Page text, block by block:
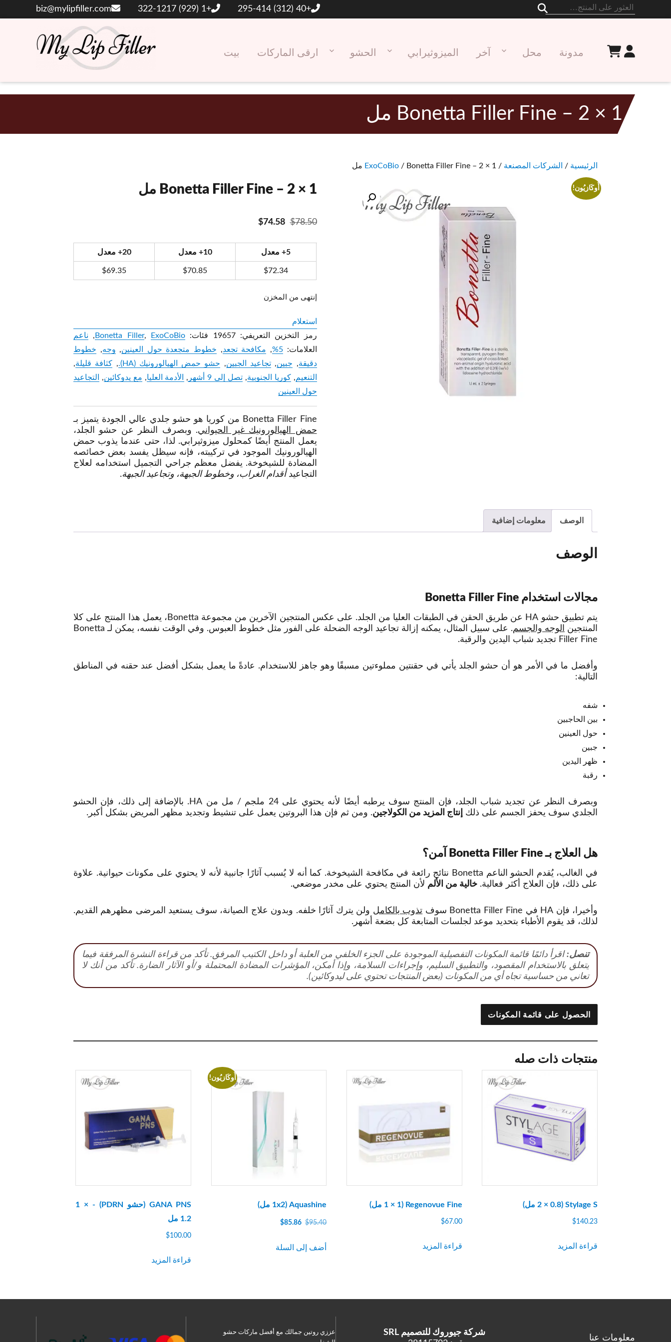
+40 (312) 295-414
+1 (929) 322-1217
biz@mylipfiller.com
حشو الشفاه الخاص
بيت ارقى الماركات الحشو الميزوثيرابي آخر محل مدونة
Bonetta Filler Fine – 2 × 1 مل
الرئيسية / الشركات المصنعة /
ExoCoBio / Bonetta Filler Fine – 2 × 1 مل
أُوكَازيُون! Bonetta Filler Fine – 2 × 1 مل
$78.50
$74.58
السعر
Bonetta Filler Fine من كوريا هو حشو جلدي عالي الجودة يتميز بـ
حمض الهيالورونيك غير الحيواني. وبصرف النظر عن حشو الجلد،
يعمل المنتج أيضًا كمحلول ميزوثيرابي. لذا، حتى عندما يذوب حمض
الهيالورونيك الموجود في تركيبته، فإنه سيظل يفسد بعض خصائصه
المضادة للشيخوخة. يفضل معظم جراحي التجميل استخدامه لعلاج
التجاعيدأقدام الغراب، وخطوط الجبهة، وتجاعيد الجبهة.
5+ معدل 10+ معدل 20+ معدل
$72.34
$70.85
$69.35
إنتهى من المخزن
استعلام
رمز التخزين التعريفي:19657 فئات: Bonetta Filler, ExoCoBio
, ناعم
العلامات:5%
, مكافحة تجعد, خطوط متجعدة حول العينين, وجه, خطوط
دقيقة, جبين,تجاعيد الجبين, حشو حمض الهيالورونيك (HA). , كثافة قليلة,
التنعيم,كوريا الجنوبية,تصل إلى 9 أشهر , الأدمة العليا, مع يدوكائين,
التجاعيد
حول العينين
الوصف معلومات إضافية
الوصف
مجالات استخدام Bonetta Filler Fine
يتم تطبيق حشو HA عن طريق الحقن في الطبقات العليا من الجلد. على عكس المنتجين الآخرين من مجموعة Bonetta، يعمل هذا المنتج على كلا
المنتجين
الوجه والجسم
. على سبيل المثال، يمكنه إزالة تجاعيد الوجه الضحلة على الفور مثل خطوط العبوس. وفي الوقت نفسه، يمكن لـ Bonetta
Filler Fine تجديد شباب اليدين والرقبة.
وأفضل ما في الأمر هو أن حشو الجلد يأتي في حقنتين مملوءتين مسبقًا وهو جاهز للاستخدام. عادةً ما يعمل بشكل أفضل عند حقنه في المناطق
التالية:
شفه
بين الحاجبين
حول العينين
جبين
ظهر اليدين
رقبة
وبصرف النظر عن تجديد شباب الجلد، فإن المنتج سوف يرطبه أيضًا لأنه يحتوي على 24 ملجم / مل من HA. بالإضافة إلى ذلك، فإن الحشو
الجلدي سوف يحفز الجسم على ذلك
إنتاج المزيد من الكولاجين. ومن ثم فإن هذا البروتين يعمل على تنشيط وتجديد مظهر المريض بشكل أكبر.
هل العلاج بـ Bonetta Filler Fine آمن؟
في الغالب، يُقدم الحشو الناعم Bonetta نتائج رائعة في مكافحة الشيخوخة. كما أنه لا يُسبب آثارًا جانبية لأنه لا يحتوي على مكونات حيوانية. علاوة
على ذلك، فإن العلاج أكثر فعالية. خالية من الألم لأن المنتج يحتوي على مخدر موضعي.
وأخيرا، فإن HA في Bonetta Filler Fine سوف تذوب بالكامل ولن يترك آثارًا خلفه. وبدون علاج الصيانة، سوف يستعيد المرضى مظهرهم القديم.
لذلك، قد يقوم الأطباء بتحديد موعد لجلسات المتابعة كل بضعة أشهر.
تنصل: اقرأ دائمًا قائمة المكونات التفصيلية الموجودة على الجزء الخلفي من العلبة أو داخل الكتيب المرفق. تأكد من قراءة النشرة المرفقة فيما
يتعلق بالاستخدام المقصود، والتطبيق السليم، وإجراءات السلامة، وإذا أمكن، المؤشرات المضادة المحتملة و/أو الآثار الضارة. تأكد من أنك لا
تعاني من حساسية تجاه أي من المكونات (بعض المنتجات تحتوي على ليدوكائين).
الحصول على قائمة المكونات
منتجات ذات صله
Stylage S (2 × 0.8 مل)
$140.23
قراءة المزيد
Regenovue Fine (1 × 1 مل)
$67.00
قراءة المزيد
أُوكَازيُون!
Aquashine (1x2 مل)
$95.40
السعر
كان:
$85.86
هو:أضف إلى السلة
GANA PNS (حشو PDRN) - 1 ×
1.2 مل
$100.00
قراءة المزيد
معلومات عنا
شركة جيوروك للتصميم SRL
عززي روتين جمالك مع أفضل ماركات حشو